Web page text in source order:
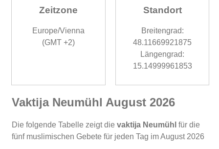
Zeitzone
Europe/Vienna
(GMT +2)
Standort
Breitengrad:
48.11669921875
Längengrad:
15.14999961853
Vaktija Neumühl August 2026
Die folgende Tabelle zeigt die vaktija Neumühl für die
fünf muslimischen Gebete für jeden Tag im August 2026